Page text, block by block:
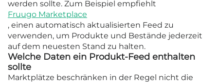
werden sollte. Zum Beispiel empfiehlt
Fruugo Marketplace
, einen automatisch aktualisierten Feed zu
verwenden, um Produkte und Bestände jederzeit
auf dem neuesten Stand zu halten.
Welche Daten ein Produkt-Feed enthalten
sollte
Marktplätze beschränken in der Regel nicht die